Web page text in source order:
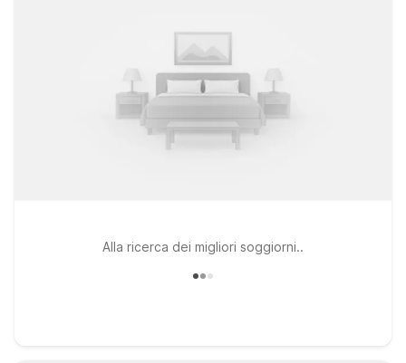
Alla ricerca dei migliori soggiorni..